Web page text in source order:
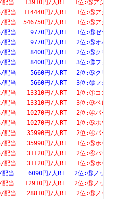
5/配当   13910円/人RT　 1
5/配当  114440円/人RT　 1
4/配当  546750円/人RT　 1
8- 5/配当    9770円/人
5/配当    9770円/人RT　 2
当    8400円/人RT　 2位:⑤クリノ
当    8400円/人RT　 3位:⑩フォワ
当    5660円/人RT　 2位:⑤クリノ
当    5660円/人RT　 3位:⑩フォワ
当   13310円/人RT　 1位:①ココロノ
当   13310円/人RT　 3位:⑨ベレヌス
当   10270円/人RT　 2位:④パー
当   10270円/人RT　 1位:⑤ホウ
当   35990円/人RT　 2位:④パー
当   35990円/人RT　 1位:⑤ホウ
当   31120円/人RT　 2位:④パー
当   31120円/人RT　 1位:⑤ホウ
8/配当    6090円/人RT　
7/配当   12910円/人RT　
10/配当   28810円/人RT　